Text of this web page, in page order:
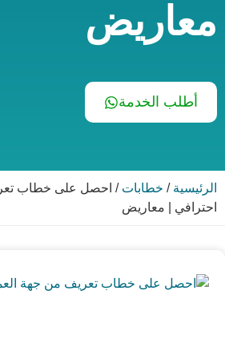
معاريض
أطلب الخدمة
الرئيسية / خطابات / احصل على خطاب
احترافي | معاريض